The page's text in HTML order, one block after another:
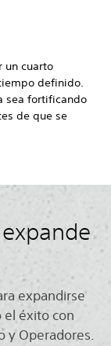
un cuarto
definido.
sea fortificando
de que se
expandirse
el éxito con
Operadores.